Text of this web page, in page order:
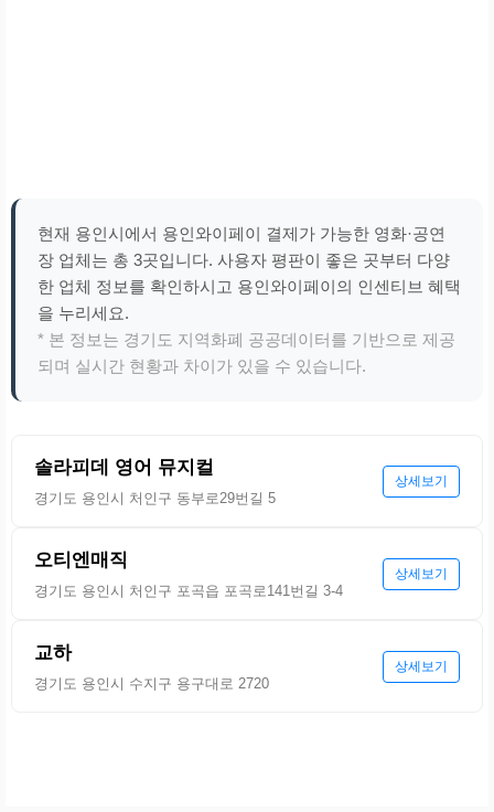
현재 용인시에서 용인와이페이 결제가 가능한 영화·공연
장 업체는 총 3곳입니다. 사용자 평판이 좋은 곳부터 다양
한 업체 정보를 확인하시고 용인와이페이의 인센티브 혜택
을 누리세요.
* 본 정보는 경기도 지역화폐 공공데이터를 기반으로 제공
되며 실시간 현황과 차이가 있을 수 있습니다.
솔라피데 영어 뮤지컬
경기도 용인시 처인구 동부로29번길 5
상세보기
오티엔매직
경기도 용인시 처인구 포곡읍 포곡로141번길 3-4
상세보기
교하
경기도 용인시 수지구 용구대로 2720
상세보기